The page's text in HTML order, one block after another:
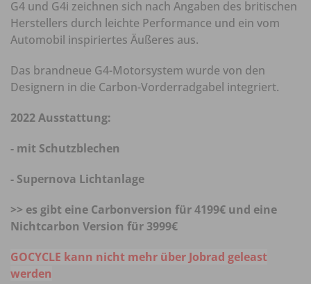
G4 und G4i zeichnen sich nach Angaben des britischen
Herstellers durch leichte Performance und ein vom
Automobil inspiriertes Äußeres aus.
Das brandneue G4-Motorsystem wurde von den
Designern in die Carbon-Vorderradgabel integriert.
2022 Ausstattung:
- mit Schutzblechen
- Supernova Lichtanlage
>> es gibt eine Carbonversion für 4199€ und eine
Nichtcarbon Version für 3999€
GOCYCLE kann nicht mehr über Jobrad geleast
werden